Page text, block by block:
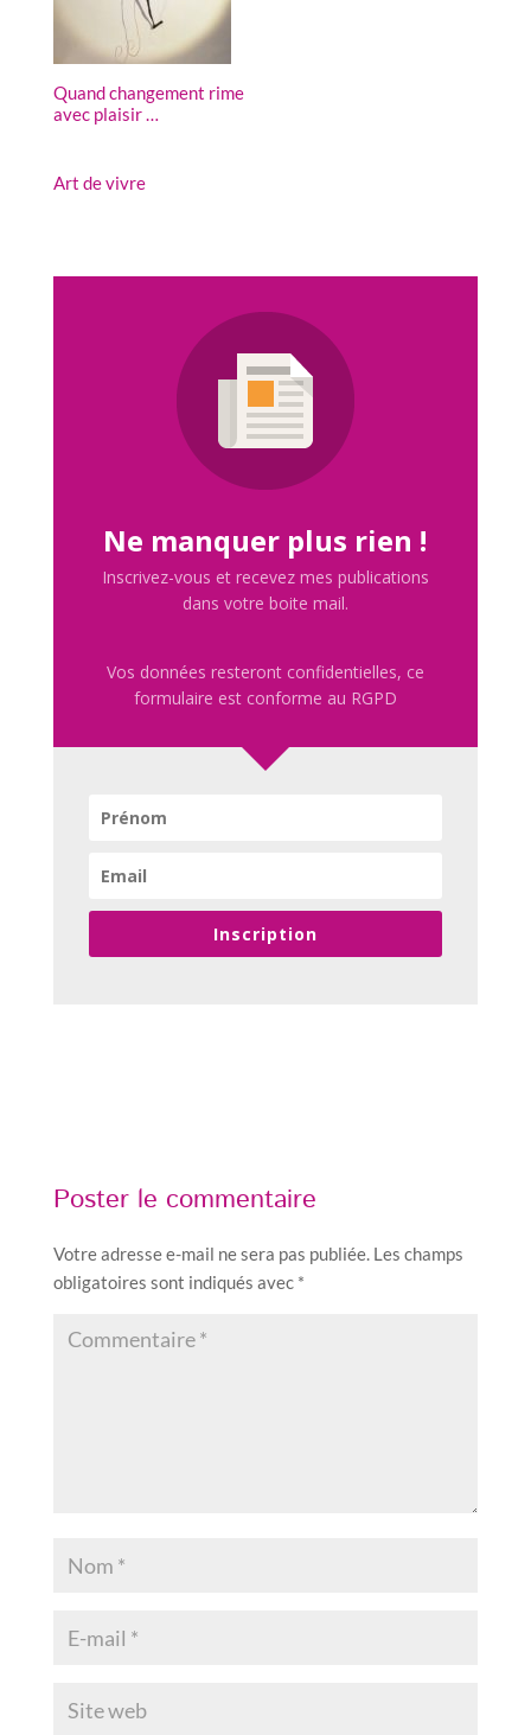
Quand changement rime
avec plaisir …
Art de vivre
Ne manquer plus rien !
Inscrivez-vous et recevez mes publications
dans votre boite mail.
Vos données resteront confidentielles, ce
formulaire est conforme au RGPD
Inscription
Poster le commentaire
Votre adresse e-mail ne sera pas publiée. Les champs
obligatoires sont indiqués avec *